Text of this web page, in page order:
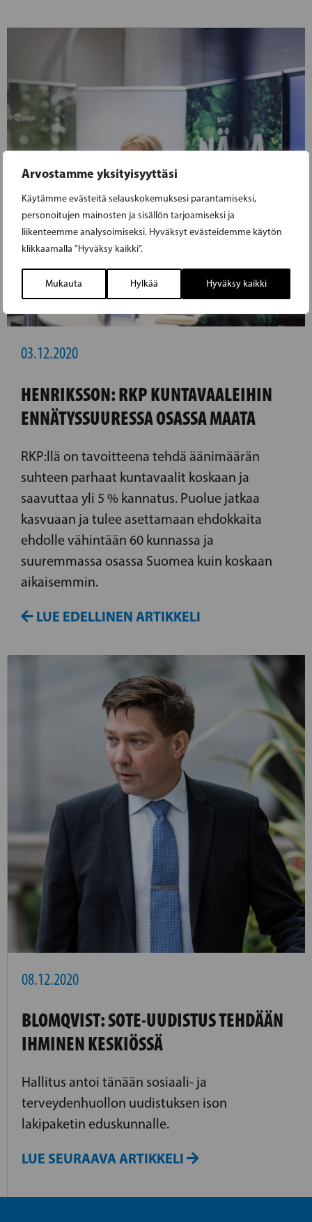
Arvostamme yksityisyyttäsi
Käytämme evästeitä selauskokemuksesi parantamiseksi,
personoitujen mainosten ja sisällön tarjoamiseksi ja
liikenteemme analysoimiseksi. Hyväksyt evästeidemme käytön
klikkaamalla ”Hyväksy kaikki”.
Mukauta Hylkää Hyväksy kaikki
03.12.2020
HENRIKSSON: RKP KUNTAVAALEIHIN
ENNÄTYSSUURESSA OSASSA MAATA
RKP:llä on tavoitteena tehdä äänimäärän
suhteen parhaat kuntavaalit koskaan ja
saavuttaa yli 5 % kannatus. Puolue jatkaa
kasvuaan ja tulee asettamaan ehdokkaita
ehdolle vähintään 60 kunnassa ja
suuremmassa osassa Suomea kuin koskaan
aikaisemmin.
LUE EDELLINEN ARTIKKELI
08.12.2020
BLOMQVIST: SOTE-UUDISTUS TEHDÄÄN
IHMINEN KESKIÖSSÄ
Hallitus antoi tänään sosiaali- ja
terveydenhuollon uudistuksen ison
lakipaketin eduskunnalle.
LUE SEURAAVA ARTIKKELI